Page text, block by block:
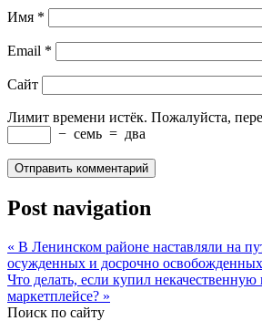
Имя *
Email *
Сайт
Лимит времени истёк. Пожалуйста,
− семь = два
Post navigation
« В Ленинском районе наставляли на
осужденных и досрочно
Что делать, если купил некачественную
маркетплейсе? »
Поиск по сайту